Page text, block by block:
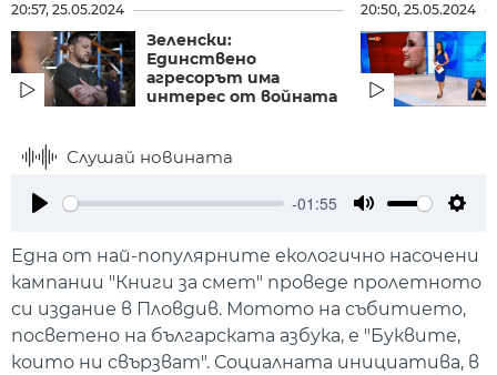
20:57, 25.05.2024
Зеленски:
Единствено
агресорът има
интерес от войната
20:50, 25.05.2024
Слушай новината
-01:55
Една от най-популярните екологично насочени
кампании "Книги за смет" проведе пролетното
си издание в Пловдив. Мотото на събитието,
посветено на българската азбука, е "Буквите,
които ни свързват". Социалната инициатива, в